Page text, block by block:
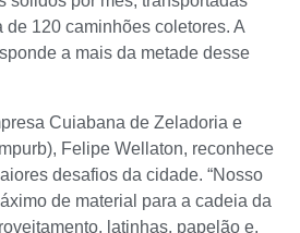
de 120 caminhões coletores. A
a mais da metade desse
Cuiabana de Zeladoria e
Felipe Wellaton, reconhece
desafios da cidade. “Nosso
de material para a cadeia da
latinhas, papelão e,